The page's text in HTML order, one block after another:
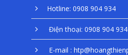
Hotline: 0908 904 934
Điện thoại: 0908 904 934
E-mail :